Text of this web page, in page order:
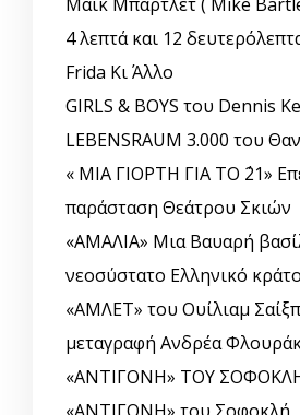
4 λεπτά και 12
Frida Κι Άλλο
GIRLS & BOYS του Dennis
LEBENSRAUM 3.000 του
« ΜΙΑ ΓΙΟΡΤΗ ΓΙΑ ΤΟ ΄21»
παράσταση Θεάτρου Σκιών
«ΑΜΑΛΙΑ» Μια Βαυαρή
νεοσύστατο Ελληνικό
«ΑΜΛΕΤ» του Ουίλιαμ
μεταγραφή Ανδρέα
«ΑΝΤΙΓΟΝΗ» ΤΟΥ